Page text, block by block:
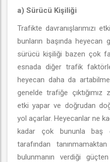
a) Sürücü Kişiliği
Trafikte davranışlarımızı
bunların başında heyecan
sürücü kişiliği bazen çok
esnada diğer trafik
heyecan daha da
genelde trafiğe
etki yapar ve doğrudan
yol açarlar. Heyecanlar ne
kadar çok bununla baş
tarafından
bulunmanın verdiği